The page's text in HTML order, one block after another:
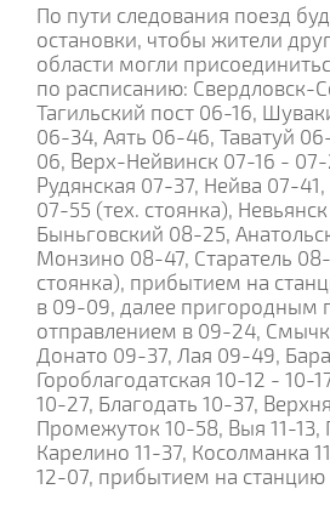
По пути следования поезд
остановки, чтобы жители
области могли
по расписанию: Свердловск-
Тагильский пост 06-16,
06-34, Аять 06-46, Таватуй
06, Верх-Нейвинск 07-16 -
Рудянская 07-37, Нейва 07-
07-55 (тех. стоянка),
Быньговский 08-25,
Монзино 08-47, Старатель
стоянка), прибытием на
в 09-09, далее пригородным
отправлением в 09-24,
Донато 09-37, Лая 09-49,
Гороблагодатская 10-12 - 10-
10-27, Благодать 10-37,
Промежуток 10-58, Выя 11-13,
Карелино 11-37, Косолманка
12-07, прибытием на станцию